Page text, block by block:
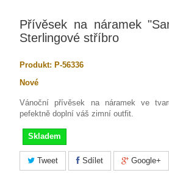
Přívěsek na náramek
Sterlingové stříbro
Produkt: P-56336
Nové
Vánoční přívěsek na náramek ve
pefektně doplní váš zimní outfit.
Skladem
Tweet Sdílet Google+